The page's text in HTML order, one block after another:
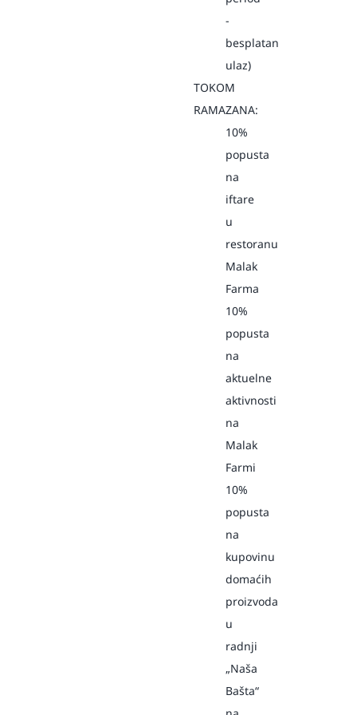
-
besplatan
ulaz)
TOKOM
RAMAZANA:
10%
popusta
na
iftare
u
restoranu
Malak
Farma
10%
popusta
na
aktuelne
aktivnosti
na
Malak
Farmi
10%
popusta
na
kupovinu
domaćih
proizvoda
u
radnji
„Naša
Bašta“